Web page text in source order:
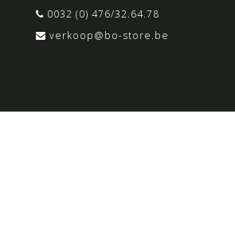
0032 (0) 476/32.64.78
verkoop@bo-store.be